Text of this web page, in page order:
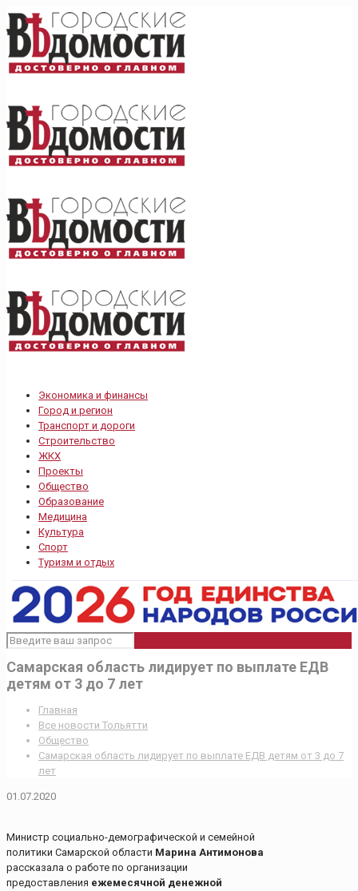
Экономика и финансы
Город и регион
Транспорт и дороги
Строительство
ЖКХ
Проекты
Общество
Образование
Медицина
Культура
Спорт
Туризм и отдых
Самарская область лидирует по выплате ЕДВ
детям от 3 до 7 лет
Главная
Все новости Тольятти
Общество
Самарская область лидирует по выплате ЕДВ детям от 3 до 7
лет
01.07.2020
Министр социально-демографической и семейной
политики Самарской области Марина Антимонова
рассказала о работе по организации
предоставления ежемесячной денежной